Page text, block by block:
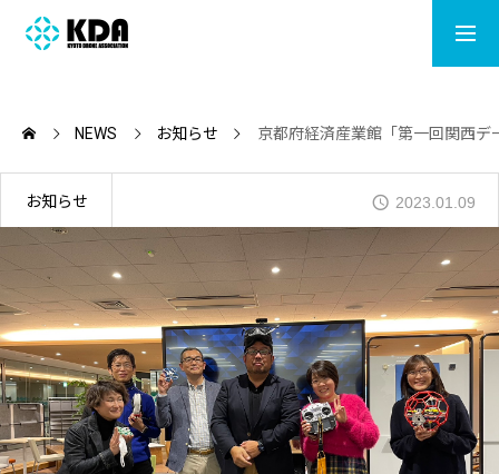
ACADEMY
MOVIE
DRONE SHOP
NEWS
ABOUT
NEWS お知らせ 京都府経済産業館「第一回関西
お知らせ 2023.01.09